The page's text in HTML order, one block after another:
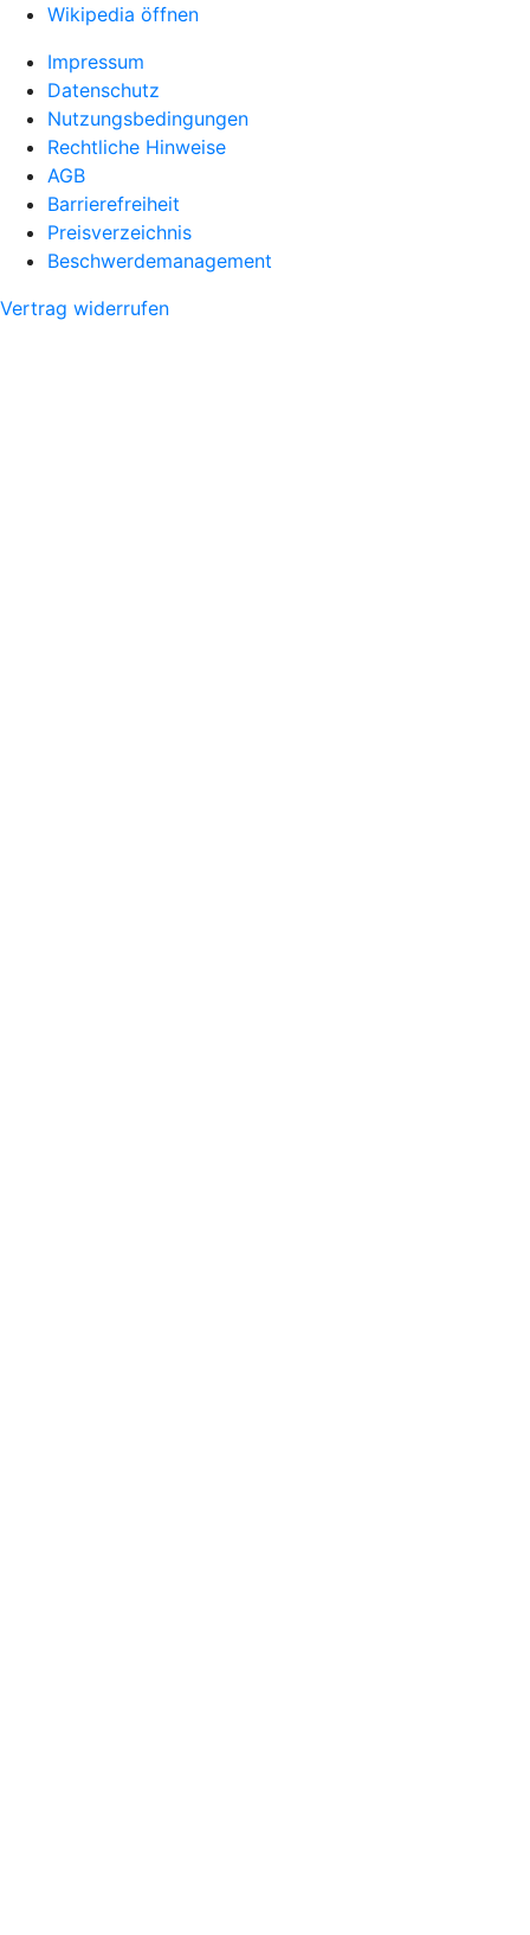
Wikipedia öffnen
Impressum
Datenschutz
Nutzungsbedingungen
Rechtliche Hinweise
AGB
Barrierefreiheit
Preisverzeichnis
Beschwerdemanagement
Vertrag widerrufen